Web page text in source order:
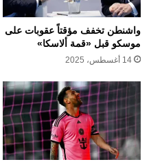
واشنطن تخفف مؤقتاً عقوبات على
موسكو قبل «قمة ألاسكا»
14 أغسطس، 2025